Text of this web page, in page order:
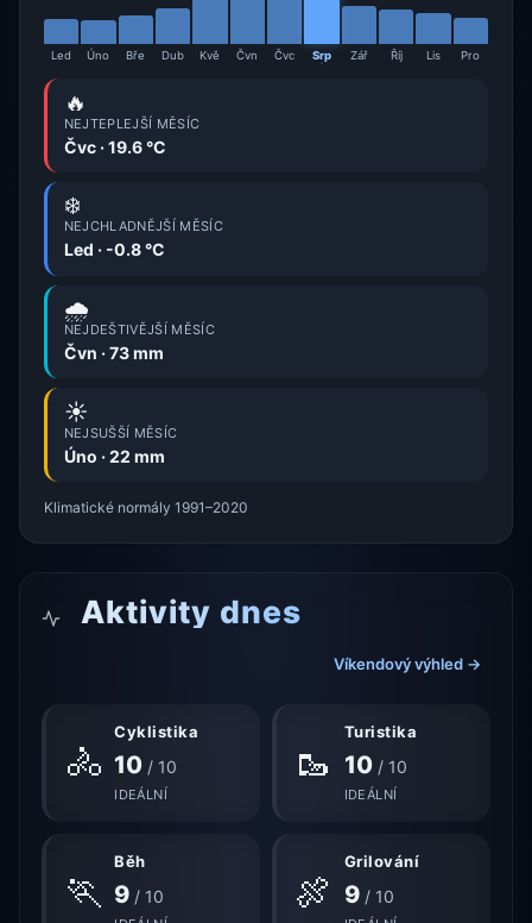
Led Úno Bře Dub Kvě Čvn Čvc Srp Zář Říj Lis Pro
🔥
NEJTEPLEJŠÍ MĚSÍC
Čvc · 19.6 °C
❄️
NEJCHLADNĚJŠÍ MĚSÍC
Led · -0.8 °C
🌧️
NEJDEŠTIVĚJŠÍ MĚSÍC
Čvn · 73 mm
☀️
NEJSUŠŠÍ MĚSÍC
Úno · 22 mm
Klimatické normály 1991–2020
Aktivity dnes
Víkendový výhled →
🚴
Cyklistika
10 / 10
IDEÁLNÍ
🥾
Turistika
10/ 10
IDEÁLNÍ
🏃
Běh
9 / 10 🍖
Grilování
9/ 10